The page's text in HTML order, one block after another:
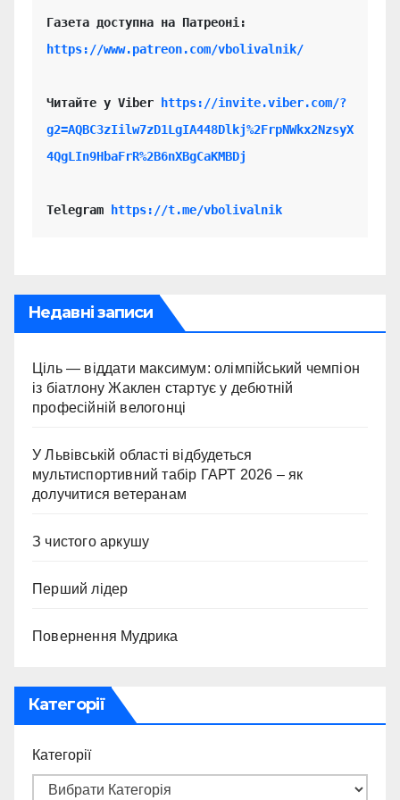
https://www.patreon.com/vbolivalnik/
Читайте у Viber
https://invite.viber.com/?
g2=AQBC3zIilw7zD1LgIA448Dlkj%2FrpNWkx2NzsyX
4QgLIn9HbaFrR%2B6nXBgCaKMBDj
Telegram https://t.me/vbolivalnik
Недавні записи
Ціль — віддати максимум: олімпійський чемпіон
із біатлону Жаклен стартує у дебютній
професійній велогонці
У Львівській області відбудеться
мультиспортивний табір ГАРТ 2026 – як
долучитися ветеранам
З чистого аркушу
Перший лідер
Повернення Мудрика
Категорії
Категорії